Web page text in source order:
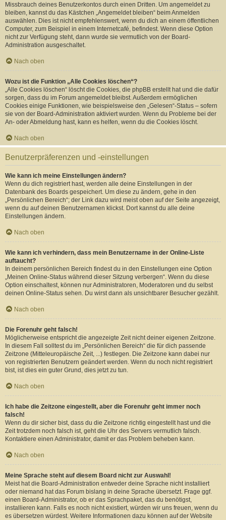
Missbrauch deines Benutzerkontos durch einen Dritten. Um angemeldet zu
bleiben, kannst du das Kästchen „Angemeldet bleiben“ beim Anmelden
auswählen. Dies ist nicht empfehlenswert, wenn du dich an einem öffentlichen
Computer, zum Beispiel in einem Internetcafé, befindest. Wenn diese Option
nicht zur Verfügung steht, dann wurde sie vermutlich von der Board-
Administration ausgeschaltet.
Nach oben
Wozu ist die Funktion „Alle Cookies löschen“?
„Alle Cookies löschen“ löscht die Cookies, die phpBB erstellt hat und die dafür
sorgen, dass du im Forum angemeldet bleibst. Außerdem ermöglichen
Cookies einige Funktionen, wie beispielsweise den „Gelesen“-Status – sofern
sie von der Board-Administration aktiviert wurden. Wenn du Probleme bei der
An- oder Abmeldung hast, kann es helfen, wenn du die Cookies löscht.
Nach oben
Benutzerpräferenzen und -einstellungen
Wie kann ich meine Einstellungen ändern?
Wenn du dich registriert hast, werden alle deine Einstellungen in der
Datenbank des Boards gespeichert. Um diese zu ändern, gehe in den
„Persönlichen Bereich“; der Link dazu wird meist oben auf der Seite angezeigt,
wenn du auf deinen Benutzernamen klickst. Dort kannst du alle deine
Einstellungen ändern.
Nach oben
Wie kann ich verhindern, dass mein Benutzername in der Online-Liste
auftaucht?
In deinem persönlichen Bereich findest du in den Einstellungen eine Option
„Meinen Online-Status während dieser Sitzung verbergen“. Wenn du diese
Option einschaltest, können nur Administratoren, Moderatoren und du selbst
deinen Online-Status sehen. Du wirst dann als unsichtbarer Besucher gezählt.
Nach oben
Die Forenuhr geht falsch!
Möglicherweise entspricht die angezeigte Zeit nicht deiner eigenen Zeitzone.
In diesem Fall solltest du im „Persönlichen Bereich“ die für dich passende
Zeitzone (Mitteleuropäische Zeit, ...) festlegen. Die Zeitzone kann dabei nur
von registrierten Benutzern geändert werden. Wenn du noch nicht registriert
bist, ist dies ein guter Grund, dies jetzt zu tun.
Nach oben
Ich habe die Zeitzone eingestellt, aber die Forenuhr geht immer noch
falsch!
Wenn du dir sicher bist, dass du die Zeitzone richtig eingestellt hast und die
Zeit trotzdem noch falsch ist, geht die Uhr des Servers vermutlich falsch.
Kontaktiere einen Administrator, damit er das Problem beheben kann.
Nach oben
Meine Sprache steht auf diesem Board nicht zur Auswahl!
Meist hat die Board-Administration entweder deine Sprache nicht installiert
oder niemand hat das Forum bislang in deine Sprache übersetzt. Frage ggf.
einen Board-Administrator, ob er das Sprachpaket, das du benötigst,
installieren kann. Falls es noch nicht existiert, würden wir uns freuen, wenn du
es übersetzen würdest. Weitere Informationen dazu können auf der Website